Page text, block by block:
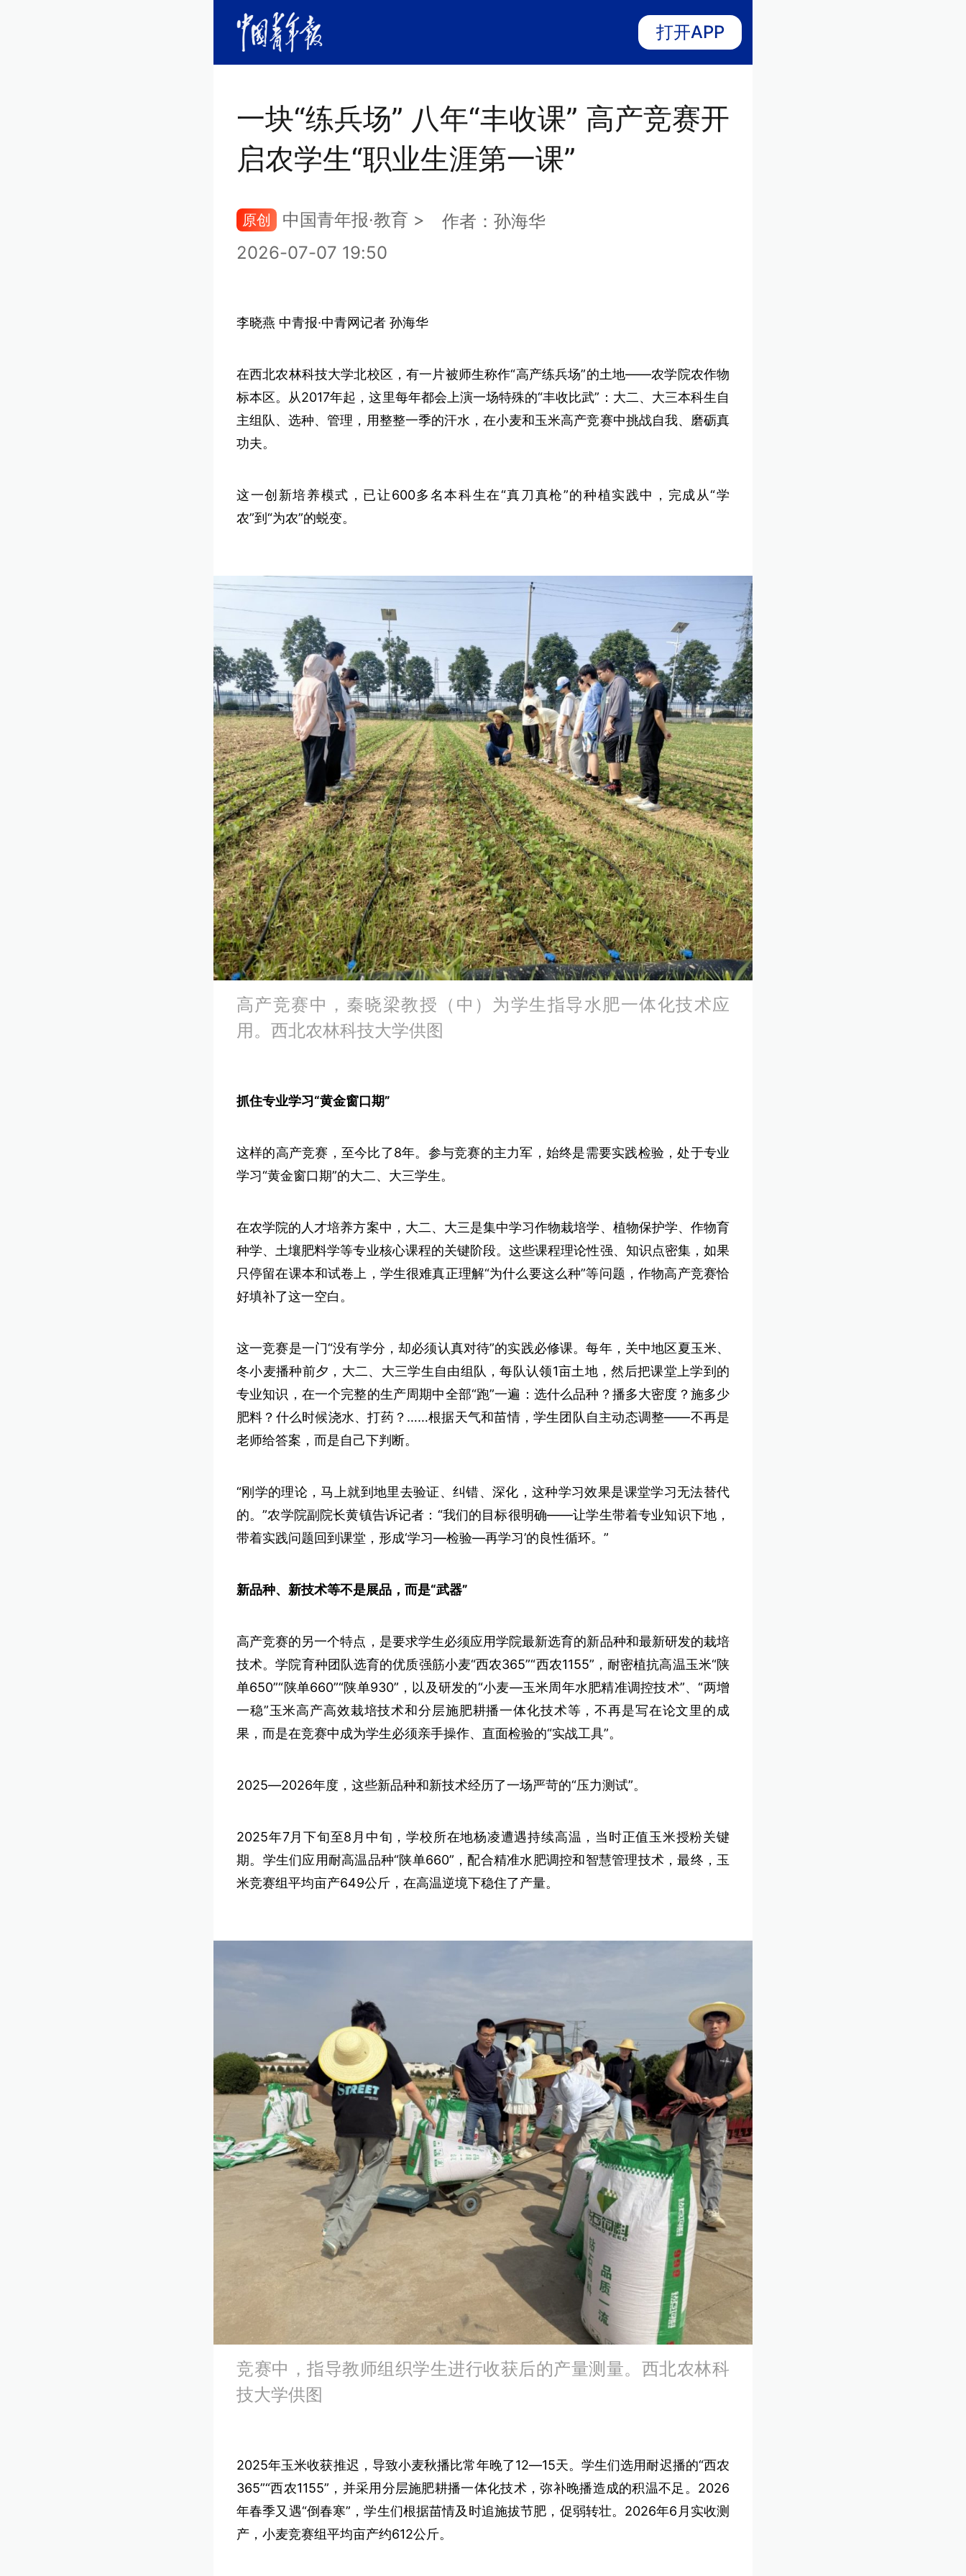
打开APP
一块“练兵场” 八年“丰收课” 高产竞赛开
启农学生“职业生涯第一课”
原创 中国青年报·教育 >
作者：孙海华
2026-07-07 19:50
李晓燕 中青报·中青网记者 孙海华
在西北农林科技大学北校区，有一片被师生称作“高产练兵场”的土地——农学院农作物
标本区。从2017年起，这里每年都会上演一场特殊的“丰收比武”：大二、大三本科生自
主组队、选种、管理，用整整一季的汗水，在小麦和玉米高产竞赛中挑战自我、磨砺真
功夫。
这一创新培养模式，已让600多名本科生在“真刀真枪”的种植实践中，完成从“学
农”到“为农”的蜕变。
高产竞赛中，秦晓梁教授（中）为学生指导水肥一体化技术应
用。西北农林科技大学供图
抓住专业学习“黄金窗口期”
这样的高产竞赛，至今比了8年。参与竞赛的主力军，始终是需要实践检验，处于专业
学习“黄金窗口期”的大二、大三学生。
在农学院的人才培养方案中，大二、大三是集中学习作物栽培学、植物保护学、作物育
种学、土壤肥料学等专业核心课程的关键阶段。这些课程理论性强、知识点密集，如果
只停留在课本和试卷上，学生很难真正理解“为什么要这么种”等问题，作物高产竞赛恰
好填补了这一空白。
这一竞赛是一门“没有学分，却必须认真对待”的实践必修课。每年，关中地区夏玉米、
冬小麦播种前夕，大二、大三学生自由组队，每队认领1亩土地，然后把课堂上学到的
专业知识，在一个完整的生产周期中全部“跑”一遍：选什么品种？播多大密度？施多少
肥料？什么时候浇水、打药？……根据天气和苗情，学生团队自主动态调整——不再是
老师给答案，而是自己下判断。
“刚学的理论，马上就到地里去验证、纠错、深化，这种学习效果是课堂学习无法替代
的。”农学院副院长黄镇告诉记者：“我们的目标很明确——让学生带着专业知识下地，
带着实践问题回到课堂，形成‘学习—检验—再学习’的良性循环。”
新品种、新技术等不是展品，而是“武器”
高产竞赛的另一个特点，是要求学生必须应用学院最新选育的新品种和最新研发的栽培
技术。学院育种团队选育的优质强筋小麦“西农365”“西农1155”，耐密植抗高温玉米“陕
单650”“陕单660”“陕单930”，以及研发的“小麦—玉米周年水肥精准调控技术”、“两增
一稳”玉米高产高效栽培技术和分层施肥耕播一体化技术等，不再是写在论文里的成
果，而是在竞赛中成为学生必须亲手操作、直面检验的“实战工具”。
2025—2026年度，这些新品种和新技术经历了一场严苛的“压力测试”。
2025年7月下旬至8月中旬，学校所在地杨凌遭遇持续高温，当时正值玉米授粉关键
期。学生们应用耐高温品种“陕单660”，配合精准水肥调控和智慧管理技术，最终，玉
米竞赛组平均亩产649公斤，在高温逆境下稳住了产量。
竞赛中，指导教师组织学生进行收获后的产量测量。西北农林科
技大学供图
2025年玉米收获推迟，导致小麦秋播比常年晚了12—15天。学生们选用耐迟播的“西农
365”“西农1155”，并采用分层施肥耕播一体化技术，弥补晚播造成的积温不足。2026
年春季又遇“倒春寒”，学生们根据苗情及时追施拔节肥，促弱转壮。2026年6月实收测
产，小麦竞赛组平均亩产约612公斤。